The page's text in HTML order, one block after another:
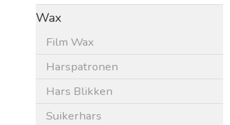
Wax
Film Wax
Harspatronen
Hars Blikken
Suikerhars